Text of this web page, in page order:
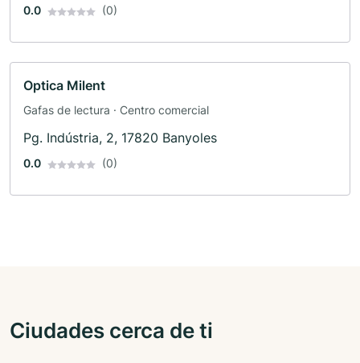
0.0 (0)
Optica Milent
Gafas de lectura · Centro comercial
Pg. Indústria, 2, 17820 Banyoles
0.0 (0)
Ciudades cerca de ti